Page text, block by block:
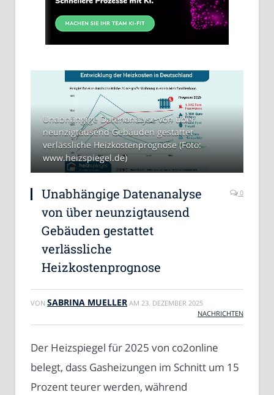
Unabhängige Datenanalyse von über
neunzigtausend Gebäuden gestattet
verlässliche Heizkostenprognose (Foto:
www.heizspiegel.de)
Unabhängige Datenanalyse
von über neunzigtausend
Gebäuden gestattet
verlässliche
Heizkostenprognose
0
VON SABRINA MUELLER AM 23. DEZEMBER 2025
NACHRICHTEN
Der Heizspiegel für 2025 von co2online
belegt, dass Gasheizungen im Schnitt um 15
Prozent teurer werden, während